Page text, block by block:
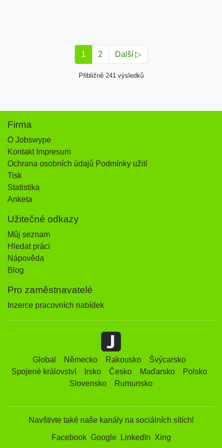
1 2 Další ▷
Přibližně 241 výsledků
Firma
O Jobswype
Kontakt Impresum
Ochrana osobních údajů Podmínky užití
Tisk
Statistika
Anketa
Užitečné odkazy
Můj seznam
Hledat práci
Nápověda
Blog
Pro zaměstnavatelé
Inzerce pracovních nabídek
Global Německo Rakousko
Švýcarsko
Spojené království
Irsko Česko Maďarsko
Polsko
Slovensko
Rumunsko
Navštivte také naše kanály na sociálních sítích!
Facebook Google LinkedIn Xing